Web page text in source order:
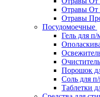
Отравы От
Отравы
Посудомоечные
Гель для п/
Порошок
Соль для
Таблетки